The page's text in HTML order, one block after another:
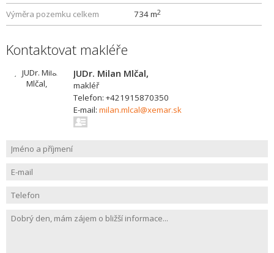
Výměra pozemku celkem 734 m2
Kontaktovat makléře
JUDr. Milan Mlčal,
makléř
Telefon: +421915870350
E-mail: milan.mlcal@xemar.sk